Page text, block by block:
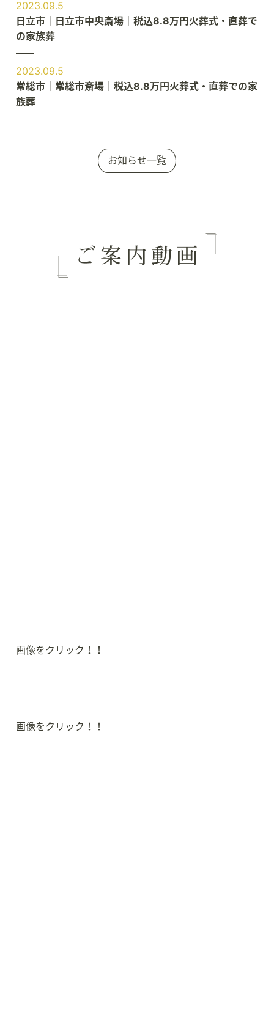
2023.09.5
日立市｜日立市中央斎場｜税込8.8万円火葬式・直葬で
の家族葬
2023.09.5
常総市｜常総市斎場｜税込8.8万円火葬式・直葬での家
族葬
お知らせ一覧
画像をクリック！！
画像をクリック！！